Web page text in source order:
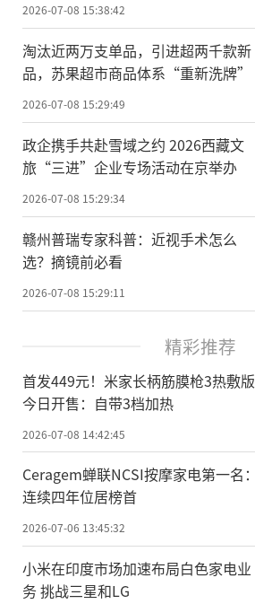
2026-07-08 15:38:42
淘汰近两万支单品，引进超两千款新
品，苏果超市商品体系“重新洗牌”
2026-07-08 15:29:49
政企携手共赴雪域之约 2026西藏文
旅“三进”企业专场活动在京举办
2026-07-08 15:29:34
赣州普瑞专家科普：近视手术怎么
选？摘镜前必看
2026-07-08 15:29:11
精彩推荐
首发449元！米家长柄筋膜枪3热敷版
今日开售：自带3档加热
2026-07-08 14:42:45
Ceragem蝉联NCSI按摩家电第一名：
连续四年位居榜首
2026-07-06 13:45:32
小米在印度市场加速布局白色家电业
务 挑战三星和LG